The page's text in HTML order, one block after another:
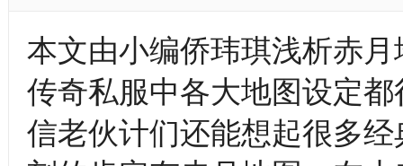
本文由小编侨玮琪浅析赤
传奇私服中各大地图设定
信老伙计们还能想起很多